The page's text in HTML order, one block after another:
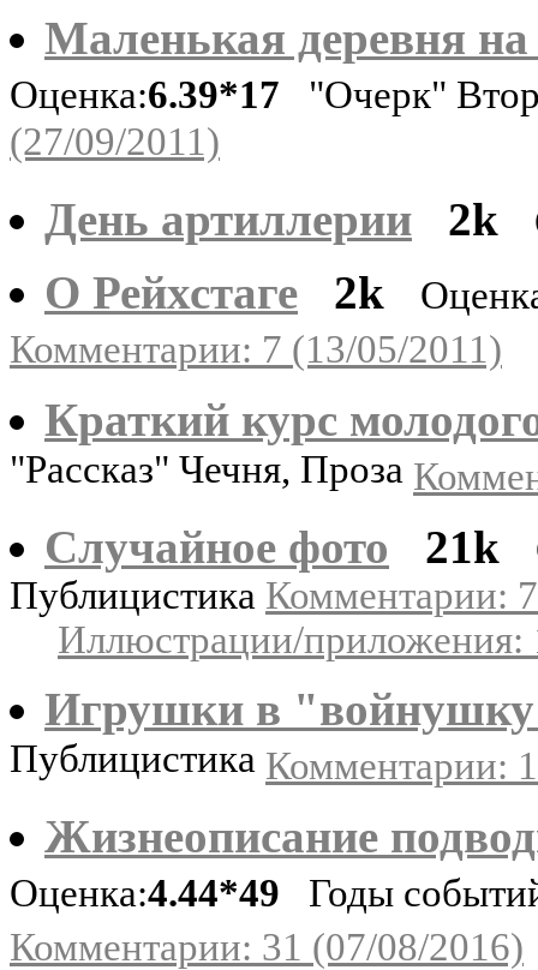
Маленькая деревня
Оценка:6.39*17 "Очерк"
(27/09/2011)
День артиллерии
2k
О Рейхстаге 2k
Комментарии: 7 (13/05/2011)
Краткий курс
"Рассказ" Чечня, Проза
Случайное фото 21k
Публицистика Комментарии:
Иллюстрации/приложения:
Игрушки в
Публицистика Комментарии:
Жизнеописание
Оценка:4.44*49 Годы
Комментарии: 31 (07/08/2016)